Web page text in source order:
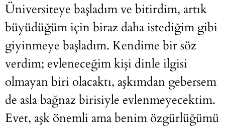
Üniversiteye başladım ve bitirdim, artık
büyüdüğüm için biraz daha istediğim gibi
giyinmeye başladım. Kendime bir söz
verdim; evleneceğim kişi dinle ilgisi
olmayan biri olacaktı, aşkımdan gebersem
de asla bağnaz birisiyle evlenmeyecektim.
Evet, aşk önemli ama benim özgürlüğümü